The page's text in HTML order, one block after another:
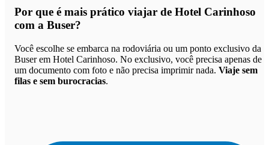
Por que é mais prático viajar de Hotel Carinhoso
com a Buser?
Você escolhe se embarca na rodoviária ou um ponto exclusivo da
Buser em Hotel Carinhoso. No exclusivo, você precisa apenas de
um documento com foto e não precisa imprimir nada. Viaje sem
filas e sem burocracias.